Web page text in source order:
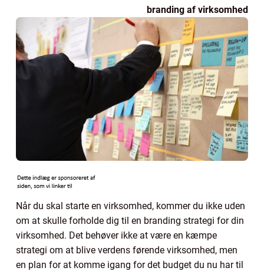
branding af virksomhed
Når du skal starte en virksomhed, kommer du ikke uden
om at skulle forholde dig til en branding strategi for din
virksomhed. Det behøver ikke at være en kæmpe
strategi om at blive verdens førende virksomhed, men
en plan for at komme igang for det budget du nu har til